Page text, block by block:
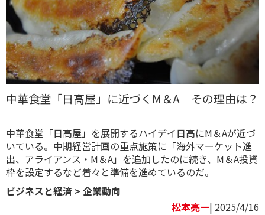
中華食堂「日高屋」に近づくM＆A その理由は？
中華食堂「日高屋」を展開するハイデイ日高にM＆Aが近づ
いている。中期経営計画の重点施策に「海外マーケット進
出、アライアンス・M＆A」を追加したのに続き、M＆A投資
枠を設定するなど着々と準備を進めているのだ。
ビジネスと経済 > 企業動向
松本亮一| 2025/4/16